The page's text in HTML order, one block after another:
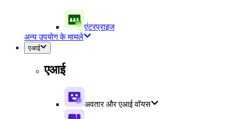
एंटरप्राइज
अन्य उपयोग के मामले
एआई
एआई
अवतार और एआई वॉयस